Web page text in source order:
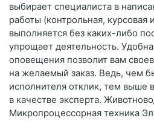
выбирает специалиста в
работы (контрольная,
выполняется без каких-либо
упрощает деятельность.
оповещения позволит вам
на желаемый заказ. Ведь, чем
исполнителя отклик, тем выше
в качестве эксперта.
Микропроцессорная техника